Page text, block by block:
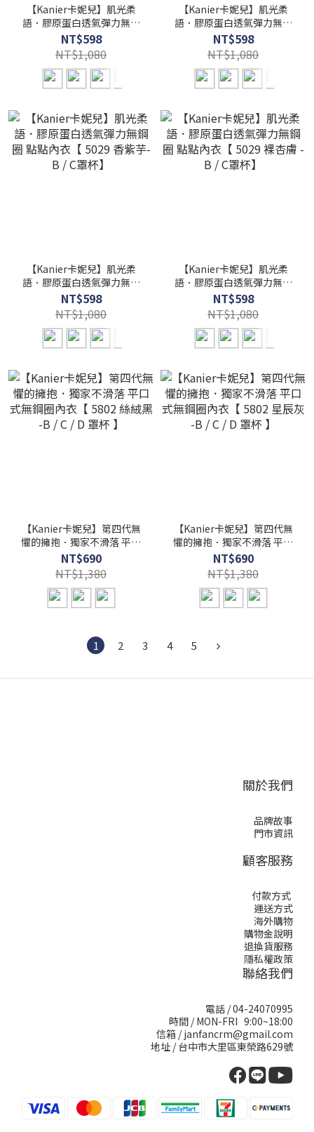
【Kanier卡妮兒】肌光柔
語．膠原蛋白透氣彈力無鋼
圈 點點內衣【 5029 冰川藍-
B / C罩杯】
NT$598
NT$1,080
【Kanier卡妮兒】肌光柔
語．膠原蛋白透氣彈力無鋼
圈 點點內衣【 5029 銀月灰-
B / C罩杯】
NT$598
NT$1,080
【Kanier卡妮兒】肌光柔
語．膠原蛋白透氣彈力無鋼
圈 點點內衣【 5029 香紫芋-
B / C罩杯】
NT$598
NT$1,080
【Kanier卡妮兒】肌光柔
語．膠原蛋白透氣彈力無鋼
圈 點點內衣【 5029 裸杏膚 -
B / C罩杯】
NT$598
NT$1,080
【Kanier卡妮兒】第四代無
懼的擁抱．獨家不滑落 平口
式無鋼圈內衣【 5802 絲絨
黑 -B / C / D 罩杯 】
NT$690
NT$1,380
【Kanier卡妮兒】第四代無
懼的擁抱．獨家不滑落 平口
式無鋼圈內衣【 5802 星辰
灰 -B / C / D 罩杯 】
NT$690
NT$1,380
1 2 3 4 5
關於我們
品牌故事
門市資訊
顧客服務
付款方式
運送方式
海外購物
購物金說明
退換貨服務
隱私權政策
聯絡我們
電話 / 04-24070995
時間 / MON-FRI 9:00~18:00
信箱 / janfancrm@gmail.com
地址 / 台中市大里區東榮路629號